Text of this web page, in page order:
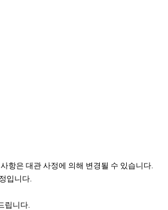
항은 대관 사정에 의해 변경될 수 있습니다.
입니다.
립니다.